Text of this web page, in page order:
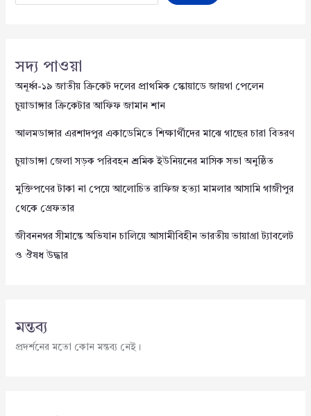
সদ্য পাওয়া
অনূর্ধ্ব-১৯ জাতীয় ক্রিকেট দলের প্রাথমিক স্কোয়াডে জায়গা পেলেন
চুয়াডাঙ্গার ক্রিকেটার আফিফ জামান শান
আলমডাঙ্গার এরশাদপুর একাডেমিতে শিক্ষার্থীদের মাঝে গাছের চারা বিতরণ
চুয়াডাঙ্গা জেলা সড়ক পরিবহন শ্রমিক ইউনিয়নের মাসিক সভা অনুষ্ঠিত
মুক্তিপণের টাকা না পেয়ে আলোচিত রাফিজ হত্যা মামলার আসামি গাজীপুর
থেকে গ্রেফতার
জীবননগর সীমান্তে অভিযান চালিয়ে আসামীবিহীন ভারতীয় ভায়াগ্রা ট্যাবলেট
ও ঔষধ উদ্ধার
মন্তব্য
প্রদর্শনের মতো কোন মন্তব্য নেই।